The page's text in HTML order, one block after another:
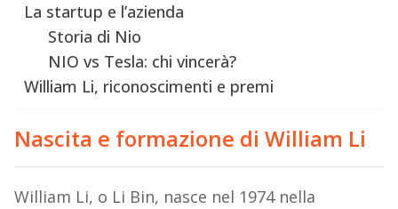
La startup e l’azienda
Storia di Nio
NIO vs Tesla: chi vincerà?
William Li, riconoscimenti e premi
Nascita e formazione di William Li
William Li, o Li Bin, nasce nel 1974 nella